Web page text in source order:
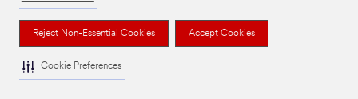
Reject Non-Essential Cookies Accept Cookies
Cookie Preferences